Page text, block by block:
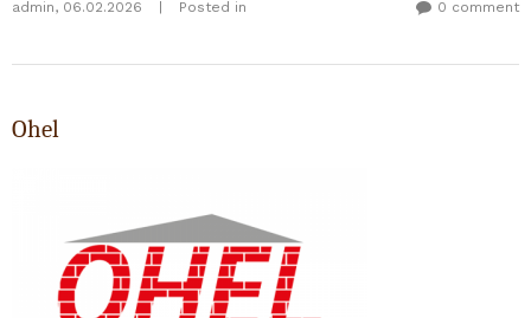
admin, 06.02.2026 Posted in 0 comment
Ohel